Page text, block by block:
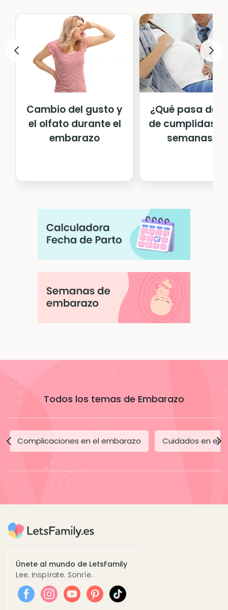
Cambio del gusto y
el olfato durante el
embarazo
¿Qué pasa
de cumplidas
semanas
Todos los temas de Embarazo
Complicaciones en el embarazo Cuidados en el
Únete al mundo de LetsFamily
Lee. Inspírate. Sonríe.